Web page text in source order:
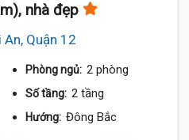
nhà đẹp
Quận 12
Phòng ngủ: 2 phòng
Số tầng: 2 tầng
Hướng: Đông Bắc